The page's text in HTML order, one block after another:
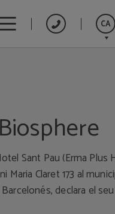
CA
Sant Pau (Erma
Maria Claret 173 al
declara el